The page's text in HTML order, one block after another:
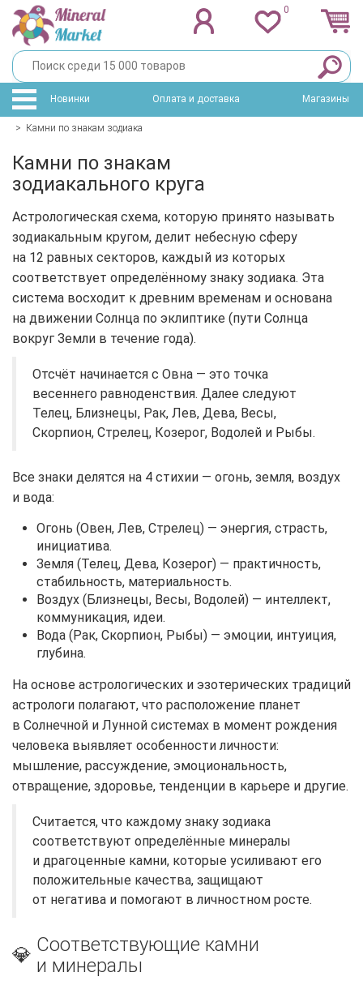
0
Новинки Оплата и доставка Магазины
> Камни по знакам зодиака
Камни по знакам
зодиакального круга
Астрологическая схема, которую принято называть
зодиакальным кругом, делит небесную сферу
на 12 равных секторов, каждый из которых
соответствует определённому знаку зодиака. Эта
система восходит к древним временам и основана
на движении Солнца по эклиптике (пути Солнца
вокруг Земли в течение года).
Отсчёт начинается с Овна — это точка
весеннего равноденствия. Далее следуют
Телец, Близнецы, Рак, Лев, Дева, Весы,
Скорпион, Стрелец, Козерог, Водолей и Рыбы.
Все знаки делятся на 4 стихии — огонь, земля, воздух
и вода:
Огонь (Овен, Лев, Стрелец) — энергия, страсть,
инициатива.
Земля (Телец, Дева, Козерог) — практичность,
стабильность, материальность.
Воздух (Близнецы, Весы, Водолей) — интеллект,
коммуникация, идеи.
Вода (Рак, Скорпион, Рыбы) — эмоции, интуиция,
глубина.
На основе астрологических и эзотерических традиций
астрологи полагают, что расположение планет
в Солнечной и Лунной системах в момент рождения
человека выявляет особенности личности:
мышление, рассуждение, эмоциональность,
отвращение, здоровье, тенденции в карьере и другие.
Считается, что каждому знаку зодиака
соответствуют определённые минералы
и драгоценные камни, которые усиливают его
положительные качества, защищают
от негатива и помогают в личностном росте.
💎 Соответствующие камни
и минералы